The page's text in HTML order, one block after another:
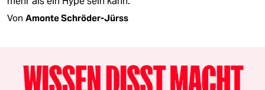
Von Amonte Schröder-Jürss